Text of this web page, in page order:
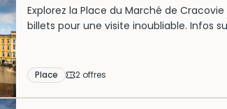
Explorez la Place du Marché de
billets pour une visite inoubliable. Infos
Place 2 offres